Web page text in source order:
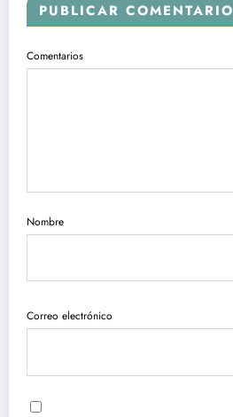
PUBLICAR COMENTARIO
Comentarios
Nombre
Correo electrónico